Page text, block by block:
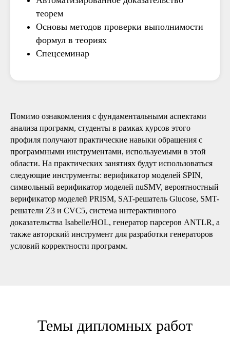
теорем
Основы методов проверки выполнимости
формул в теориях
Спецсеминар
Помимо ознакомления с фундаментальными аспектами
анализа программ, студенты в рамках курсов этого
профиля получают практические навыки обращения с
программными инструментами, используемыми в этой
области. На практических занятиях будут использоваться
следующие инструменты: верификатор моделей SPIN,
символьный верификатор моделей nuSMV, вероятностный
верификатор моделей PRISM, SAT-решатель Glucose, SMT-
решатели Z3 и CVC5, система интерактивного
доказательства Isabelle/HOL, генератор парсеров ANTLR, а
также авторский инструмент для разработки генераторов
условий корректности программ.
Темы дипломных работ